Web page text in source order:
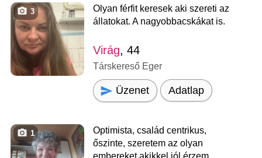
3
Olyan férfit keresek aki szereti az
állatokat. A nagyobbacskákat is.
Virág, 44
Társkereső Eger
Üzenet Adatlap
1
Optimista, család centrikus,
őszinte, szeretem az olyan
embereket akikkel jól érzem